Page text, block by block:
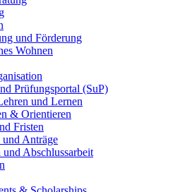
und Förderung
Wohnen
Prüfungsportal (SuP)
und Lernen
& Orientieren
Fristen
Anträge
und Abschlussarbeit